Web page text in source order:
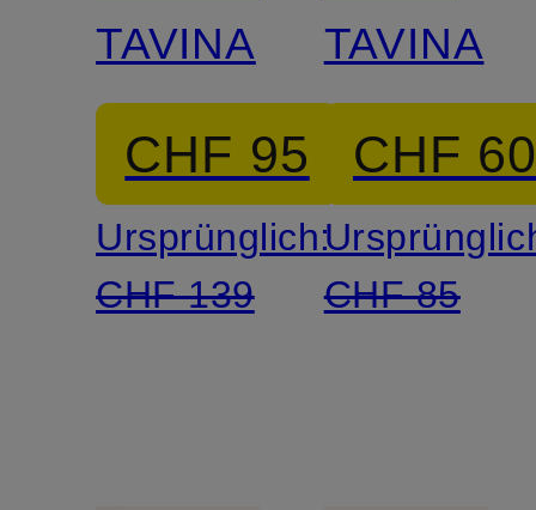
TAVINA
CHF 95
Ursprünglich:
CHF 139
TAVINA
CHF
CHF 85